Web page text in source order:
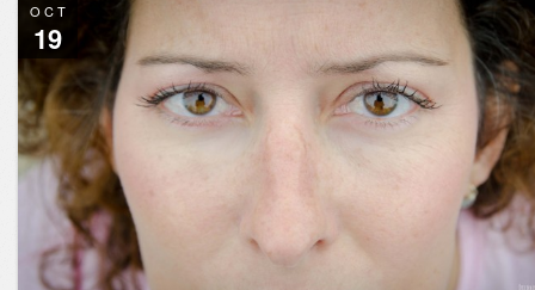
OCT
19